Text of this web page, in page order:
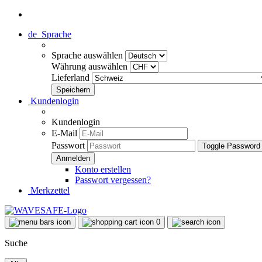
de Sprache
Sprache auswählen
Währung auswählen
Lieferland
Kundenlogin
Kundenlogin
E-Mail
Passwort
Toggle
Konto erstellen
Passwort vergessen?
Merkzettel
0
Suche